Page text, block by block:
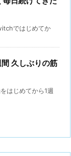
ではじめてか
久しぶりの筋
はじめてから1週